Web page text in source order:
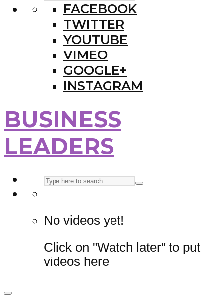
FACEBOOK
TWITTER
YOUTUBE
VIMEO
GOOGLE+
INSTAGRAM
BUSINESS
LEADERS
No videos yet!
Click on "Watch later" to put
videos here